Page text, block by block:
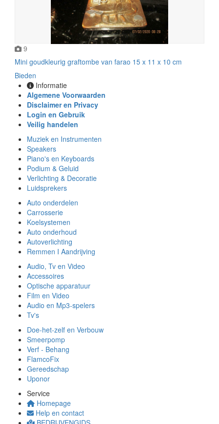
9
Mini goudkleurig graftombe van farao 15 x 11 x 10 cm
Bieden
Informatie
Algemene Voorwaarden
Disclaimer en Privacy
Login en Gebruik
Veilig handelen
Muziek en Instrumenten
Speakers
Piano's en Keyboards
Podium & Geluid
Verlichting & Decoratie
Luidsprekers
Auto onderdelen
Carrosserie
Koelsystemen
Auto onderhoud
Autoverlichting
Remmen I Aandrijving
Audio, Tv en Video
Accessoires
Optische apparatuur
Film en Video
Audio en Mp3-spelers
Tv's
Doe-het-zelf en Verbouw
Smeerpomp
Verf - Behang
FlamcoFix
Gereedschap
Uponor
Service
Homepage
Help en contact